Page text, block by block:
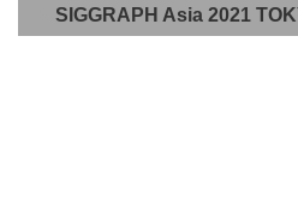
SIGGRAPH Asia 2021